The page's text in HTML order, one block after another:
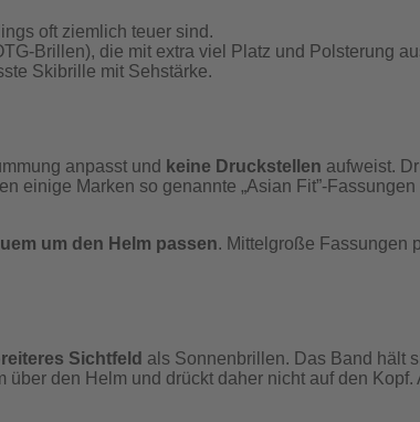
oft ziemlich teuer sind.
Brillen), die mit extra viel Platz und Polsterung
Skibrille mit Sehstärke.
anpasst und keine Druckstellen aufweist.
einige Marken so genannte „Asian Fit”-
um den Helm passen. Mittelgroße Fassungen
Sichtfeld als Sonnenbrillen. Das Band hält
den Helm und drückt daher nicht auf den